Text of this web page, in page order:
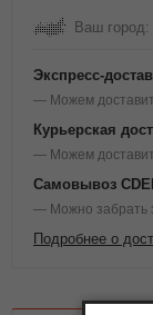
Ваш город:
Экспресс-
— Можем
Курьерская
— Можем
Самовывоз
— Можно забрать
Подробнее о